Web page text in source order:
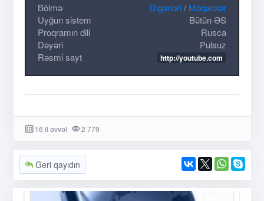
Bölmə Digərləri/ Məqalələr
Uyğun sistem
Bütün ƏS
Proqramın dili
Rusca
Dəyəri
Pulsuz
Rəsmi sayt
http://youtube.com
16 il əvvəl 2 779
Geri qayıdın